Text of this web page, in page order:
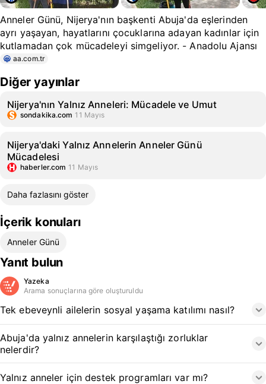
Anneler Günü, Nijerya'nın başkenti Abuja'da eşlerinden
ayrı yaşayan, hayatlarını çocuklarına adayan kadınlar için
kutlamadan çok mücadeleyi simgeliyor. - Anadolu Ajansı
aa.com.tr
Diğer yayınlar
Nijerya'nın Yalnız Anneleri: Mücadele ve Umut
sondakika.com 11 Mayıs
Nijerya'daki Yalnız Annelerin Anneler Günü
Mücadelesi
haberler.com 11 Mayıs
Daha fazlasını göster
İçerik konuları
Anneler Günü
Yanıt bulun
Yazeka
Arama sonuçlarına göre oluşturuldu
Tek ebeveynli ailelerin sosyal yaşama katılımı nasıl?
Abuja'da yalnız annelerin karşılaştığı zorluklar
nelerdir?
Yalnız anneler için destek programları var mı?